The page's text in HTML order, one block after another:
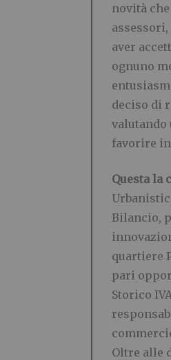
novità
aver
ognuno
deciso di
valutando
favorire
Questa la
Bilancio,
quartiere
pari
Storico
Oltre alle